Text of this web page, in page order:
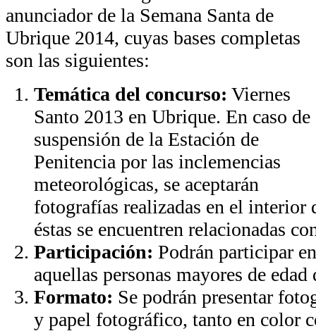
anunciador de la Semana Santa de
Ubrique 2014, cuyas bases completas
son las siguientes:
Temática del concurso: Viernes
Santo 2013 en Ubrique. En caso de
suspensión de la Estación de
Penitencia por las inclemencias
meteorológicas, se aceptarán
fotografías realizadas en el interior
éstas se encuentren relacionadas
Participación: Podrán participar
aquellas personas mayores de edad
Formato: Se podrán presentar
y papel fotográfico, tanto en color